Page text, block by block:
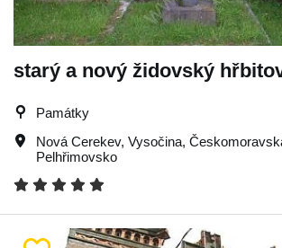
starý a nový židovský
Památky
Nová Cerekev, Vysočina,
Pelhřimovsko